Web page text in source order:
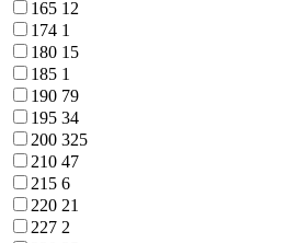
165 12
174 1
180 15
185 1
190 79
195 34
200 325
210 47
215 6
220 21
227 2